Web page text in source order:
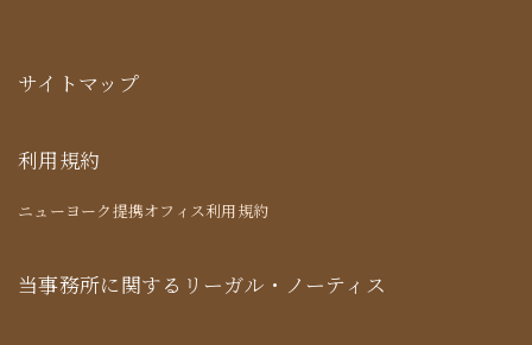
サイトマップ
利用規約
ニューヨーク提携オフィス利用規約
当事務所に関するリーガル・ノーティス